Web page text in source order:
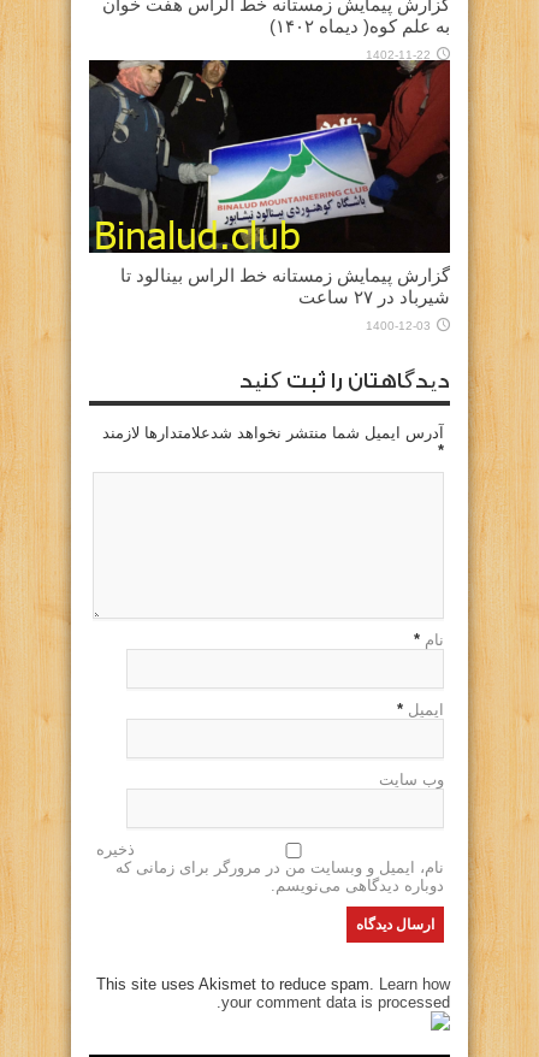
گزارش پیمایش زمستانه خط الراس هفت خوان
به علم کوه( دیماه ۱۴۰۲)
1402-11-22
گزارش پیمایش زمستانه خط الراس بینالود تا
شیرباد در ۲۷ ساعت
1400-12-03
دیدگاهتان را ثبت کنید
آدرس ایمیل شما منتشر نخواهد شدعلامتدارها لازمند
*
نام *
ایمیل *
وب سایت
ذخیره
نام، ایمیل و وبسایت من در مرورگر برای زمانی که
دوباره دیدگاهی می‌نویسم.
This site uses Akismet to reduce spam. Learn how
your comment data is processed.